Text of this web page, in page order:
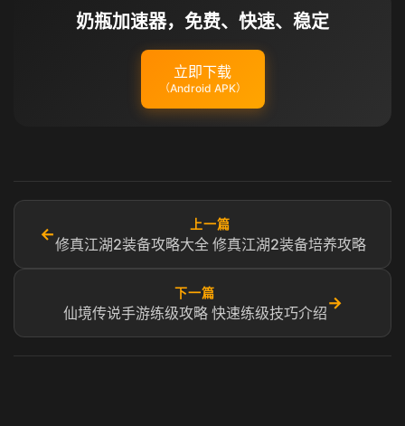
奶瓶加速器，免费、快速、稳定
立即下载
（Android APK）
←
上一篇
修真江湖2装备攻略大全 修真江湖2装备培养攻略
下一篇
仙境传说手游练级攻略 快速练级技巧介绍
→